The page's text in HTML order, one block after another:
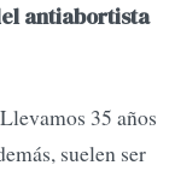
antiabortista
35 años
suelen ser